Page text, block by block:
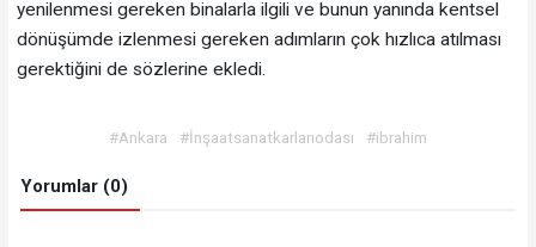
yenilenmesi gereken binalarla ilgili ve bunun yanında kentsel
dönüşümde izlenmesi gereken adımların çok hızlıca atılması
gerektiğini de sözlerine ekledi.
#Ankara #İnşaatsanatkarlarıodası #ibrahim
Yorumlar (0)